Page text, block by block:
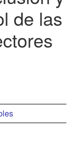
de las